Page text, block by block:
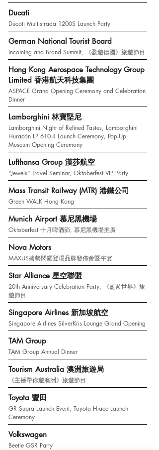
Ducati
Ducati Multistrada 1200S Launch Party
German National Tourist Board
Incoming and Brand Summit, 《盈遊德國》旅遊節目
Hong Kong Aerospace Technology Group
Limited 香港航天科技集團
ASPACE Grand Opening Ceremony and Celebration
Dinner
Lamborghini 林寶堅尼
Lamborghini Night of Refined Tastes, Lamborghini
Huracán LP 610-4 Launch Ceremony, Pop-Up
Museum Opening Ceremony
Lufthansa Group 漢莎航空
"Jewels" Travel Seminar, Oktoberfest VIP Party
Mass Transit Railway (MTR) 港鐵公司
Green WALK Hong Kong
Munich Airport 慕尼黑機場
Oktoberfest 十月啤酒節, 慕尼黑機場推廣
Nova Motors
MAXUS盛勢閃耀登場品牌發佈會暨午宴
Star Alliance 星空聯盟
20th Anniversary Celebration Party, 《盈遊世界》旅
遊節目
Singapore Airlines 新加坡航空
Singapore Airlines SilverKris Lounge Grand Opening
TAM Group
TAM Group Annual Dinner
Tourism Australia 澳洲旅遊局
《主播帶你遊澳洲》旅遊節目
Toyota 豐田
GR Supra Launch Event, Toyota Hiace Launch
Ceremony
Volkswagen
Beetle GSR Party